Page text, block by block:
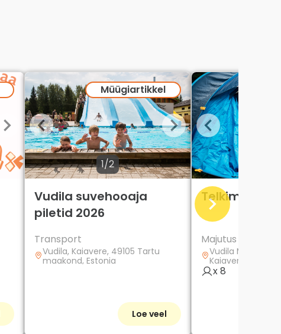
1/2
Müügiartikkel
Vudila suvehooaja
piletid 2026
Transport
Vudila, Kaiavere, 49105 Tartu
maakond, Estonia
Loe veel
Telkimine
Majutus
Vudila
Kaiavere, 49105
Estonia
x 8